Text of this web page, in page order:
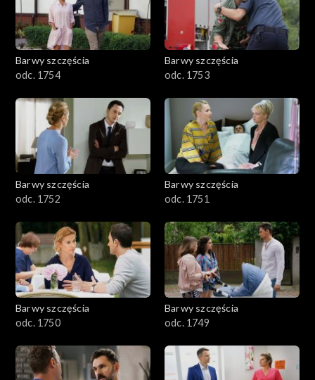
Barwy szczęścia
odc. 1754
Barwy szczęścia
odc. 1753
Barwy szczęścia
odc. 1752
Barwy szczęścia
odc. 1751
Barwy szczęścia
odc. 1750
Barwy szczęścia
odc. 1749